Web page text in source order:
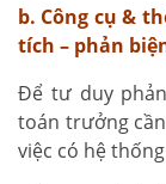
b. Công cụ &
tích – phản
Để tư duy
toán trưởng
việc có hệ